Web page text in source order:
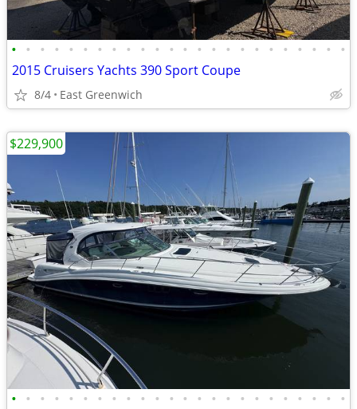
• • • • • • • • • • • • • • • • • • • • • • • •
2015 Cruisers Yachts 390 Sport Coupe
8/4 East Greenwich
• • • • • • • • • • • • • • • • • • • • • • • •
$229,900